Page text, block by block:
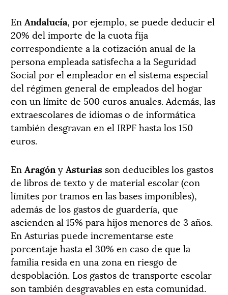
En Andalucía, por ejemplo, se puede deducir el
20% del importe de la cuota fija
correspondiente a la cotización anual de la
persona empleada satisfecha a la Seguridad
Social por el empleador en el sistema especial
del régimen general de empleados del hogar
con un límite de 500 euros anuales. Además, las
extraescolares de idiomas o de informática
también desgravan en el IRPF hasta los 150
euros.
En Aragón y Asturias son deducibles los gastos
de libros de texto y de material escolar (con
límites por tramos en las bases imponibles),
además de los gastos de guardería, que
ascienden al 15% para hijos menores de 3 años.
En Asturias puede incrementarse este
porcentaje hasta el 30% en caso de que la
familia resida en una zona en riesgo de
despoblación. Los gastos de transporte escolar
son también desgravables en esta comunidad.